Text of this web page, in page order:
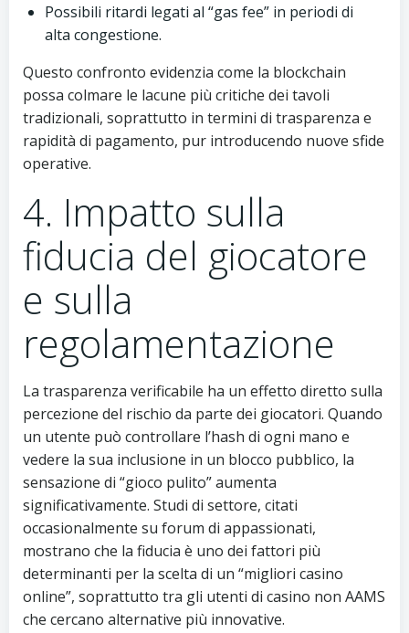
Possibili ritardi legati al “gas fee” in periodi di
alta congestione.
Questo confronto evidenzia come la blockchain
possa colmare le lacune più critiche dei tavoli
tradizionali, soprattutto in termini di trasparenza e
rapidità di pagamento, pur introducendo nuove sfide
operative.
4. Impatto sulla
fiducia del giocatore
e sulla
regolamentazione
La trasparenza verificabile ha un effetto diretto sulla
percezione del rischio da parte dei giocatori. Quando
un utente può controllare l’hash di ogni mano e
vedere la sua inclusione in un blocco pubblico, la
sensazione di “gioco pulito” aumenta
significativamente. Studi di settore, citati
occasionalmente su forum di appassionati,
mostrano che la fiducia è uno dei fattori più
determinanti per la scelta di un “migliori casino
online”, soprattutto tra gli utenti di casino non AAMS
che cercano alternative più innovative.